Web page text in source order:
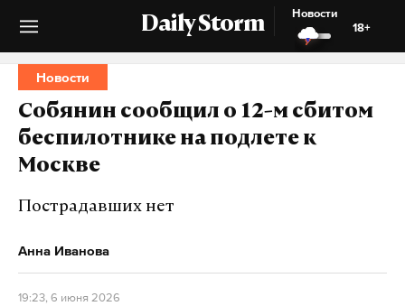
Daily Storm
Новости
18+
Новости
Собянин сообщил о 12-м сбитом
беспилотнике на подлете к
Москве
Пострадавших нет
Анна Иванова
19:23, 6 июня 2026